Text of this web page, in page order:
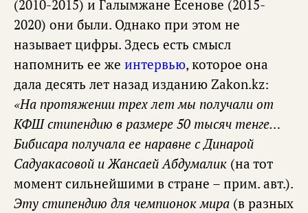
(2010-2015) и Галымжане Есенове (2015-
2020) они были. Однако при этом не
называет цифры. Здесь есть смысл
напомнить ее же интервью, которое она
дала десять лет назад изданию Zakon.kz:
«На протяжении трех лет мы получали от
КФШ стипендию в размере 50 тысяч тенге…
Бибисара получала ее наравне с Динарой
Садуакасовой и Жансаей Абдумалик (на тот
момент сильнейшими в стране – прим. авт.).
Эту стипендию для чемпионок мира (в разных